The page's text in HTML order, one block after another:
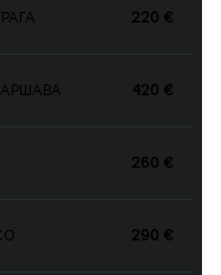
220 €
420 €
260 €
290 €